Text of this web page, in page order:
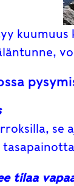
kuumuus
se
tilaa